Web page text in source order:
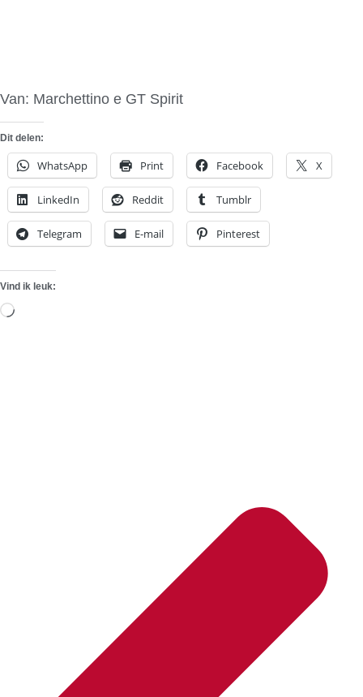
Van: Marchettino e GT Spirit
Dit delen:
WhatsApp Print Facebook X
LinkedIn Reddit Tumblr
Telegram E-mail Pinterest
Vind ik leuk:
Aan